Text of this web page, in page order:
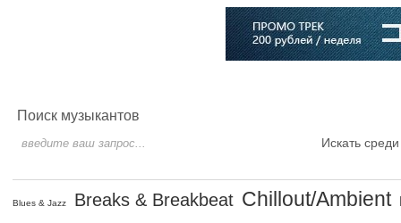
Поиск музыкантов
Искать
Blues & Jazz Breaks & Breakbeat Chillout/Ambient